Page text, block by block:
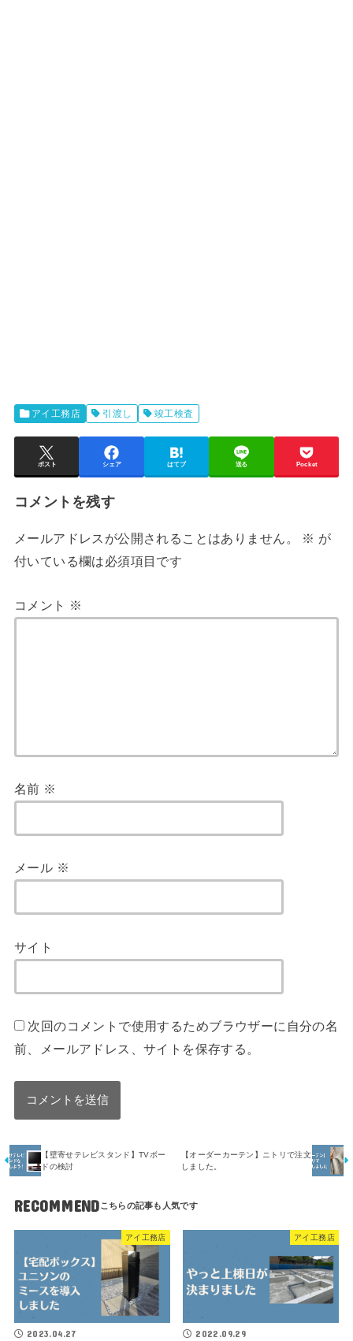
アイ工務店 引渡し 竣工検査
ポスト シェア はてブ 送る Pocket
コメントを残す
メールアドレスが公開されることはありません。 ※ が
付いている欄は必須項目です
コメント ※
名前 ※
メール ※
サイト
次回のコメントで使用するためブラウザーに自分の名
前、メールアドレス、サイトを保存する。
【壁寄せテレビスタンド】TVボー
ドの検討
【オーダーカーテン】ニトリで注文
しました。
RECOMMEND
アイ工務店
2023.04.27
アイ工務店
2022.09.29